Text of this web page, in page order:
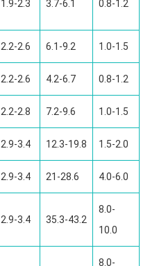
1.9-2.3 3.7-6.1 0.8-1.2
2.2-2.6 6.1-9.2 1.0-1.5
2.2-2.6 4.2-6.7 0.8-1.2
2.2-2.8 7.2-9.6 1.0-1.5
2.9-3.4 12.3-19.8 1.5-2.0
2.9-3.4 21-28.6 4.0-6.0
2.9-3.4 35.3-43.2
8.0-
10.0
8.0-